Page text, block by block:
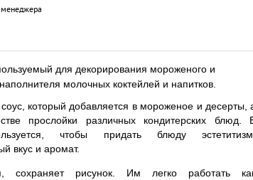
для декорирования мороженого и
молочных коктейлей и напитков.
соус, который добавляется в мороженое и десерты,
прослойки различных кондитерских блюд.
чтобы придать блюду эстетитизм,
вкус и аромат.
сохраняет рисунок. Им легко работать